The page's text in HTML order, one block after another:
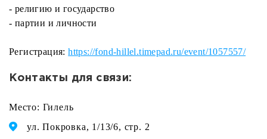
- религию и государство
- партии и личности
Регистрация:https://fond-hillel.timepad.ru/event/1057557/
Контакты для связи:
Место: Гилель
ул. Покровка, 1/13/6, стр. 2